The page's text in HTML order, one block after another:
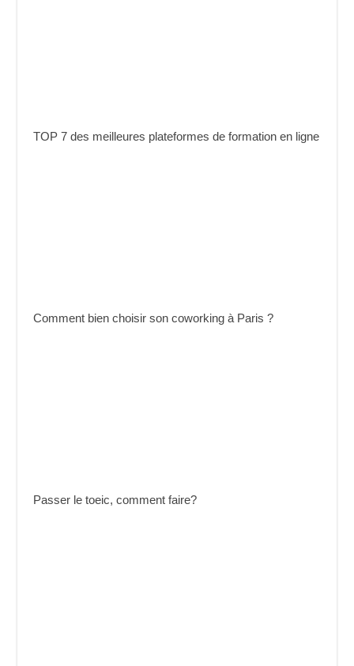
TOP 7 des meilleures plateformes de formation en ligne
Comment bien choisir son coworking à Paris ?
Passer le toeic, comment faire?